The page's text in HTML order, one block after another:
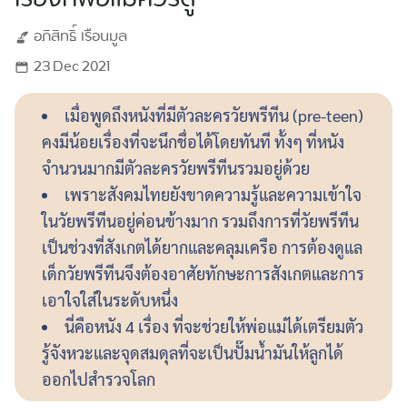
อภิสิทธิ์เรือนมูล
23 Dec 2021
เมื่อพูดถึงหนังที่มีตัวละครวัยพรีทีน (pre-teen)
คงมีน้อยเรื่องที่จะนึกชื่อได้โดยทันที ทั้งๆ ที่หนัง
จำนวนมากมีตัวละครวัยพรีทีนรวมอยู่ด้วย
เพราะสังคมไทยยังขาดความรู้และความเข้าใจ
ในวัยพรีทีนอยู่ค่อนข้างมาก รวมถึงการที่วัยพรีทีน
เป็นช่วงที่สังเกตได้ยากและคลุมเครือ การต้องดูแล
เด็กวัยพรีทีนจึงต้องอาศัยทักษะการสังเกตและการ
เอาใจใส่ในระดับหนึ่ง
นี่คือหนัง 4 เรื่อง ที่จะช่วยให้พ่อแม่ได้เตรียมตัว
รู้จังหวะและจุดสมดุลที่จะเป็นปั๊มน้ำมันให้ลูกได้
ออกไปสำรวจโลก